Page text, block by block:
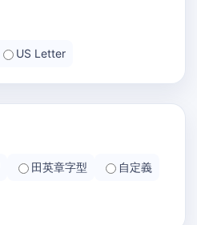
US Letter
田英章字型 自定義